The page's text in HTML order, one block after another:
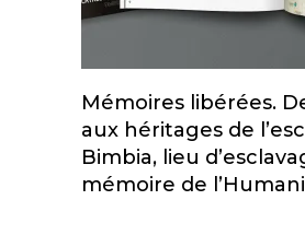
Add To Cart
Mémoires libérées.
aux héritages de
Bimbia, lieu
mémoire de